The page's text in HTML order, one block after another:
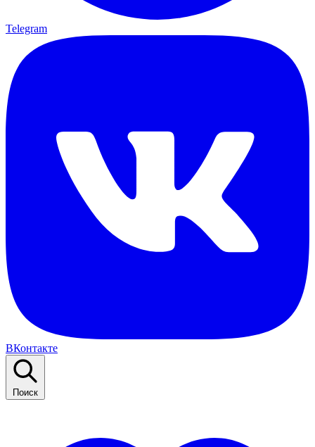
Telegram
ВКонтакте
Поиск